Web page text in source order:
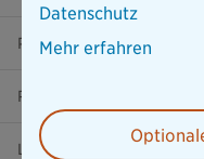
Presse
Ratgeber
Lob & Kritik
Datenschutz
Mehr erfahren